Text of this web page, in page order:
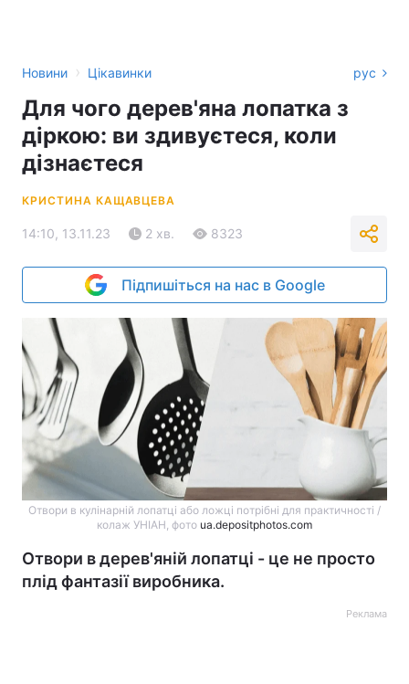
Новини › Цікавинки рус
Для чого дерев'яна лопатка з
діркою: ви здивуєтеся, коли
дізнаєтеся
КРИСТИНА КАЩАВЦЕВА
14:10, 13.11.23 2 хв. 8323
Підпишіться на нас в Google
Отвори в кулінарній лопатці або ложці потрібні для практичності /
колаж УНІАН, фото ua.depositphotos.com
Отвори в дерев'яній лопатці - це не просто
плід фантазії виробника.
Реклама